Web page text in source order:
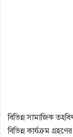
বিভিন্ন সামাজিক
বিভিন্ন কার্যক্রম